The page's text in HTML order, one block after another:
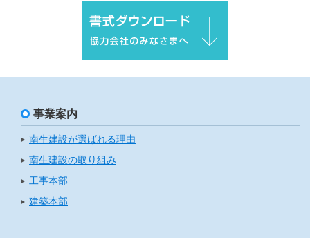
事業案内
南生建設が選ばれる理由
南生建設の取り組み
工事本部
建築本部